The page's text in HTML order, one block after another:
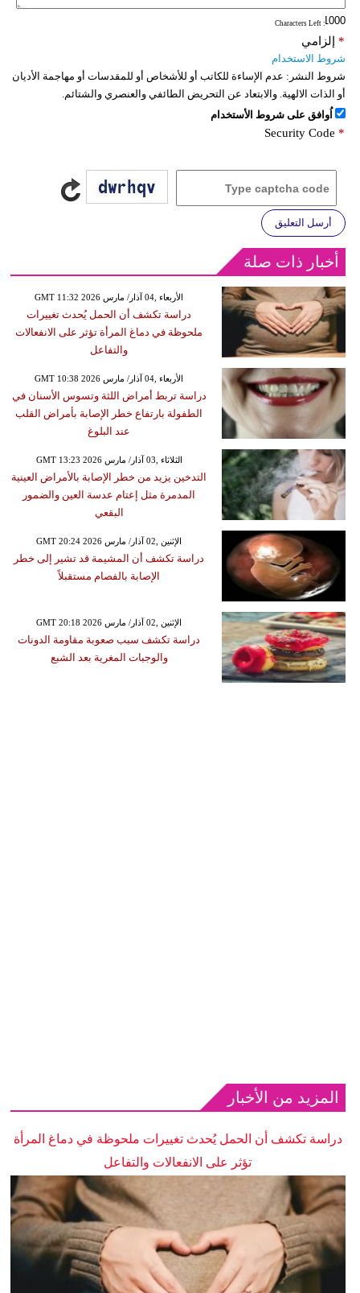
: Characters Left
إلزامي *
شروط الاستخدام
شروط النشر: عدم الإساءة للكاتب أو للأشخاص أو للمقدسات أو مهاجمة الأديان
أو الذات الالهية. والابتعاد عن التحريض الطائفي والعنصري والشتائم.
اُوافق على شروط الأستخدام
Security Code *
أرسل التعليق
أخبار ذات صلة
GMT 11:32 2026 الأربعاء ,04 آذار/ مارس
دراسة تكشف أن الحمل يُحدث تغييرات
ملحوظة في دماغ المرأة تؤثر على الانفعالات
والتفاعل
GMT 10:38 2026 الأربعاء ,04 آذار/ مارس
دراسة تربط أمراض اللثة وتسوس الأسنان في
الطفولة بارتفاع خطر الإصابة بأمراض القلب
عند البلوغ
GMT 13:23 2026 الثلاثاء ,03 آذار/ مارس
التدخين يزيد من خطر الإصابة بالأمراض العينية
المدمرة مثل إعتام عدسة العين والضمور
البقعي
GMT 20:24 2026 الإثنين ,02 آذار/ مارس
دراسة تكشف أن المشيمة قد تشير إلى خطر
الإصابة بالفصام مستقبلاً
GMT 20:18 2026 الإثنين ,02 آذار/ مارس
دراسة تكشف سبب صعوبة مقاومة الدونات
والوجبات المغرية بعد الشبع
المزيد من الأخبار
دراسة تكشف أن الحمل يُحدث تغييرات ملحوظة في دماغ المرأة
تؤثر على الانفعالات والتفاعل